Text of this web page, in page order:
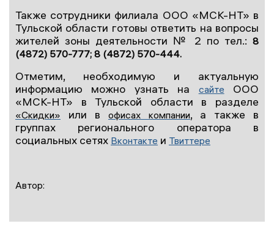
Также сотрудники филиала ООО «МСК-НТ» в
Тульской области готовы ответить на вопросы
жителей зоны деятельности № 2 по тел.: 8
(4872) 570-777; 8 (4872) 570-444.
Отметим, необходимую и актуальную
информацию можно узнать на сайте
ООО
«МСК-НТ» в Тульской области в разделе
«Скидки» или в офисах компании, а также в
группах регионального оператора в
социальных сетях Вконтакте и Твиттере
Автор: